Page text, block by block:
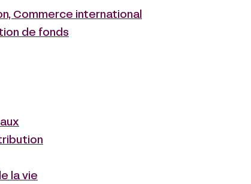
Commerce international
de fonds
la vie